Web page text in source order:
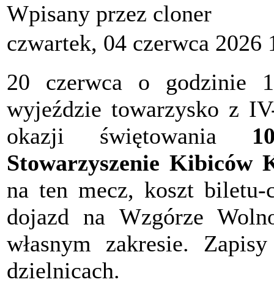
Wpisany przez cloner
czwartek, 04 czerwca 2026
20 czerwca o godzinie
wyjeździe towarzysko z
okazji świętowania
Stowarzyszenie Kibiców
na ten mecz, koszt
dojazd na Wzgórze
własnym zakresie.
dzielnicach.